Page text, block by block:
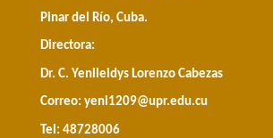
Pinar del Río, Cuba.
Directora:
Dr. C. Yenileidys Lorenzo Cabezas
Correo: yeni1209@upr.edu.cu
Tel: 48728006